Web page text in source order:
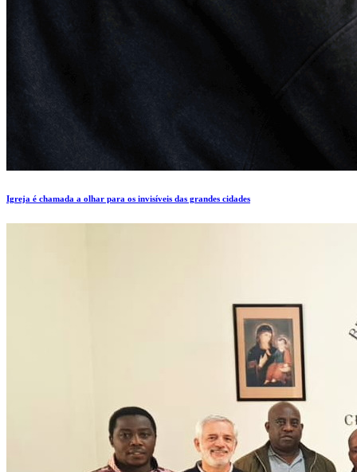
Igreja é chamada a olhar para os invisíveis das grandes cidades